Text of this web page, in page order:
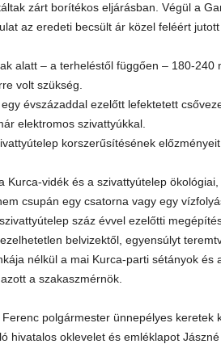
zárt borítékos eljárásban. Végül a
az eredeti becsült ár közel feléért
alatt – a terheléstől függően – 180-240
volt szükség.
évszázaddal ezelőtt lefektetett
elektromos szivattyúkkal.
korszerűsítésének
Kurca-vidék és a szivattyútelep
csupán egy csatorna vagy egy
száz évvel ezelőtti
belvizektől, egyensúlyt
nélkül a mai Kurca-parti sétányok és
a szakaszmérnök.
polgármester ünnepélyes keretek
hivatalos oklevelet és emléklapot